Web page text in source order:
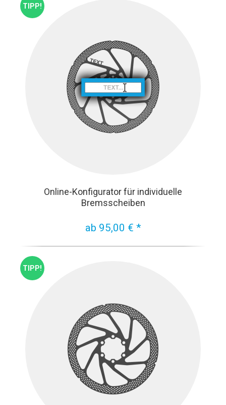
TIPP!
Online-Konfigurator für individuelle
Bremsscheiben
ab 95,00 € *
TIPP!